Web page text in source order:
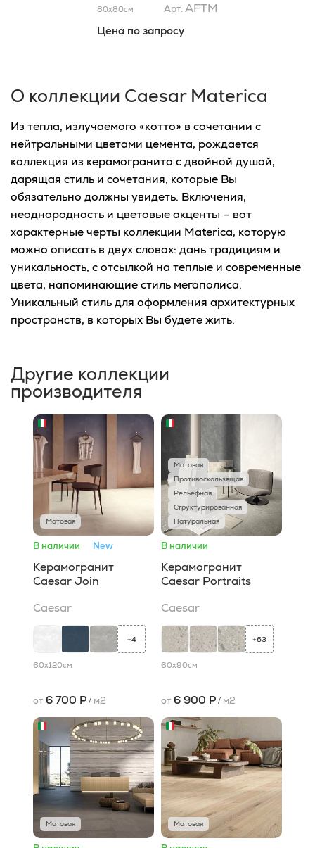
80x80см Арт. AFTM
Цена по запросу
О коллекции Caesar Materica
Из тепла, излучаемого «котто» в сочетании с
нейтральными цветами цемента, рождается
коллекция из керамогранита с двойной душой,
дарящая стиль и сочетания, которые Вы
обязательно должны увидеть. Включения,
неоднородность и цветовые акценты – вот
характерные черты коллекции Materica, которую
можно описать в двух словах: дань традициям и
уникальность, с отсылкой на теплые и современные
цвета, напоминающие стиль мегаполиса.
Уникальный стиль для оформления архитектурных
пространств, в которых Вы будете жить.
Другие коллекции
производителя
Матовая
В наличии New
Керамогранит
Caesar Join
Caesar
+4
60x120см
от 6 700 Р/ м2
Матовая
Противоскользящая
Рельефная
Структурированная
Натуральная
В наличии
Керамогранит
Caesar Portraits
Caesar
+63
60x90см
от 6 900 Р/ м2
Матовая Матовая